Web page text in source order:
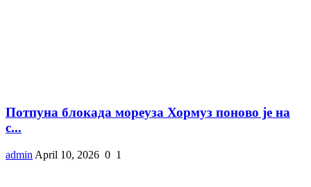
Потпуна блокада мореуза Хормуз поново је на
с...
admin April 10, 2026 0 1